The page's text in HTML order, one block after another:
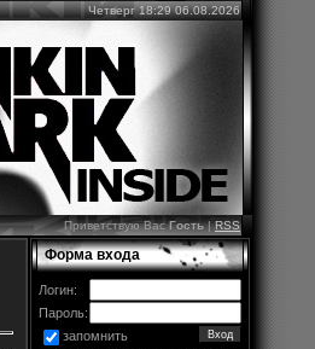
Четверг 18:29 06.08.2026
Приветствую ВасГость|RSS
Форма входа
Логин:
Пароль:
запомнить